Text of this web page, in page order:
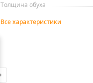
Толщина обуха
Все характеристики